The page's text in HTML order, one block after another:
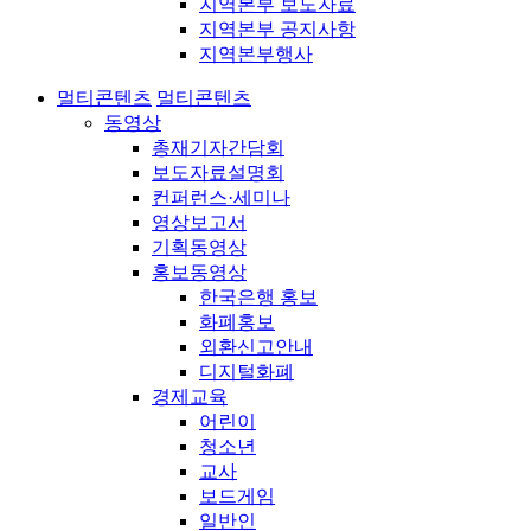
지역본부 보도자료
지역본부 공지사항
지역본부행사
멀티콘텐츠 멀티콘텐츠
동영상
총재기자간담회
보도자료설명회
컨퍼런스·세미나
영상보고서
기획동영상
홍보동영상
한국은행 홍보
화폐홍보
외환신고안내
디지털화폐
경제교육
어린이
청소년
교사
보드게임
일반인